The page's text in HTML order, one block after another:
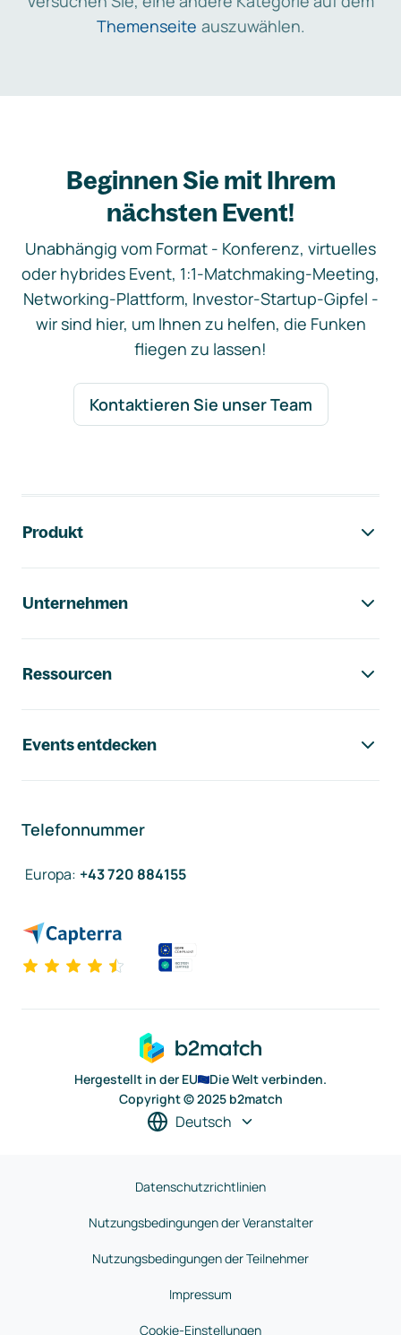
Themenseite auszuwählen.
Beginnen Sie mit Ihrem
nächsten Event!
Unabhängig vom Format - Konferenz, virtuelles
oder hybrides Event, 1:1-Matchmaking-Meeting,
Networking-Plattform, Investor-Startup-Gipfel -
wir sind hier, um Ihnen zu helfen, die Funken
fliegen zu lassen!
Kontaktieren Sie unser Team
Produkt
Unternehmen
Ressourcen
Events entdecken
Telefonnummer
Europa: +43 720 884155
Hergestellt in der EU
Die Welt verbinden.
Copyright © 2025 b2match
Deutsch
Datenschutzrichtlinien
Nutzungsbedingungen der Veranstalter
Nutzungsbedingungen der Teilnehmer
Impressum
Cookie-Einstellungen